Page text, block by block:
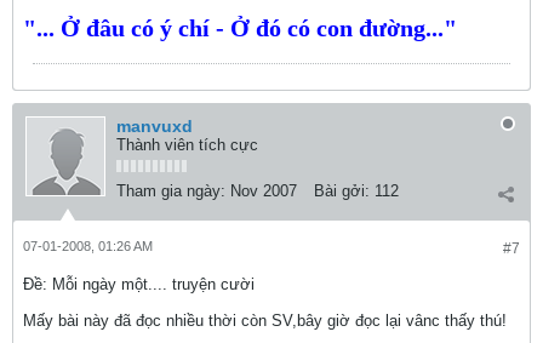
"... Ở đâu có ý chí - Ở đó có con đường..."
manvuxd
Thành viên tích cực
Tham gia ngày: Nov 2007 Bài gởi: 112
#7
07-01-2008, 01:26 AM
Ðề: Mỗi ngày một.... truyện cười
Mấy bài này đã đọc nhiều thời còn SV,bây giờ đọc lại vânc thấy thú!